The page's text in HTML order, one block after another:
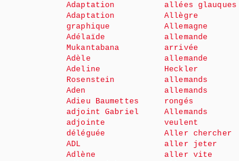
Adaptation
Adaptation
graphique
Adélaïde
Mukantabana
Adèle
Adeline
Rosenstein
Aden
Adieu Baumettes
adjoint Gabriel
adjointe
déléguée
ADL
Adlène
allées glauques
Allègre
Allemagne
allemande
arrivée
allemande
Heckler
allemands
allemands
rongés
Allemands
veulent
Aller chercher
aller jeter
aller vite